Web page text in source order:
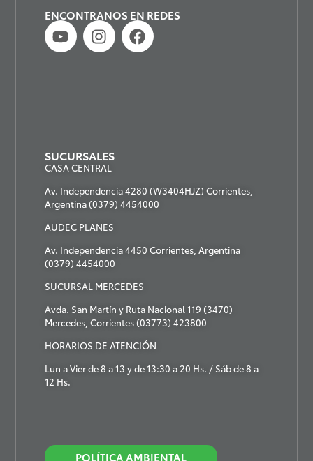
ENCONTRANOS EN REDES
SUCURSALES
CASA CENTRAL
Av. Independencia 4280 (W3404HJZ) Corrientes,
Argentina (0379) 4454000
AUDEC PLANES
Av. Independencia 4450 Corrientes, Argentina
(0379) 4454000
SUCURSAL MERCEDES
Avda. San Martín y Ruta Nacional 119 (3470)
Mercedes, Corrientes (03773) 423800
HORARIOS DE ATENCIÓN
Lun a Vier de 8 a 13 y de 13:30 a 20 Hs. / Sáb de 8 a
12 Hs.
POLÍTICA AMBIENTAL